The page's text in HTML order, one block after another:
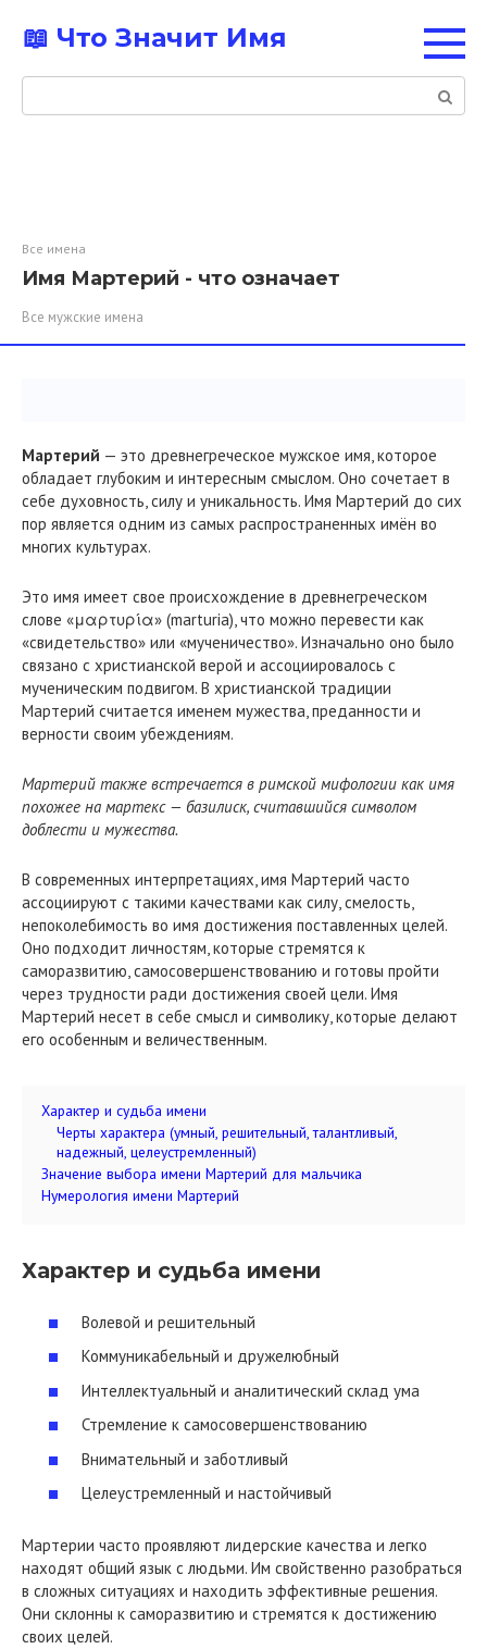
контенту
📖 Что Значит Имя
Поиск:
Все имена
Имя Мартерий - что означает
Все мужские имена
Мартерий — это древнегреческое мужское имя, которое
обладает глубоким и интересным смыслом. Оно сочетает в
себе духовность, силу и уникальность. Имя Мартерий до сих
пор является одним из самых распространенных имён во
многих культурах.
Это имя имеет свое происхождение в древнегреческом
слове «μαρτυρία» (marturia), что можно перевести как
«свидетельство» или «мученичество». Изначально оно было
связано с христианской верой и ассоциировалось с
мученическим подвигом. В христианской традиции
Мартерий считается именем мужества, преданности и
верности своим убеждениям.
Мартерий также встречается в римской мифологии как имя
похожее на мартекс — базилиск, считавшийся символом
доблести и мужества.
В современных интерпретациях, имя Мартерий часто
ассоциируют с такими качествами как силу, смелость,
непоколебимость во имя достижения поставленных целей.
Оно подходит личностям, которые стремятся к
саморазвитию, самосовершенствованию и готовы пройти
через трудности ради достижения своей цели. Имя
Мартерий несет в себе смысл и символику, которые делают
его особенным и величественным.
Характер и судьба имени
Черты характера (умный, решительный, талантливый,
надежный, целеустремленный)
Значение выбора имени Мартерий для мальчика
Нумерология имени Мартерий
Характер и судьба имени
Волевой и решительный
Коммуникабельный и дружелюбный
Интеллектуальный и аналитический склад ума
Стремление к самосовершенствованию
Внимательный и заботливый
Целеустремленный и настойчивый
Мартерии часто проявляют лидерские качества и легко
находят общий язык с людьми. Им свойственно разобраться
в сложных ситуациях и находить эффективные решения.
Они склонны к саморазвитию и стремятся к достижению
своих целей.